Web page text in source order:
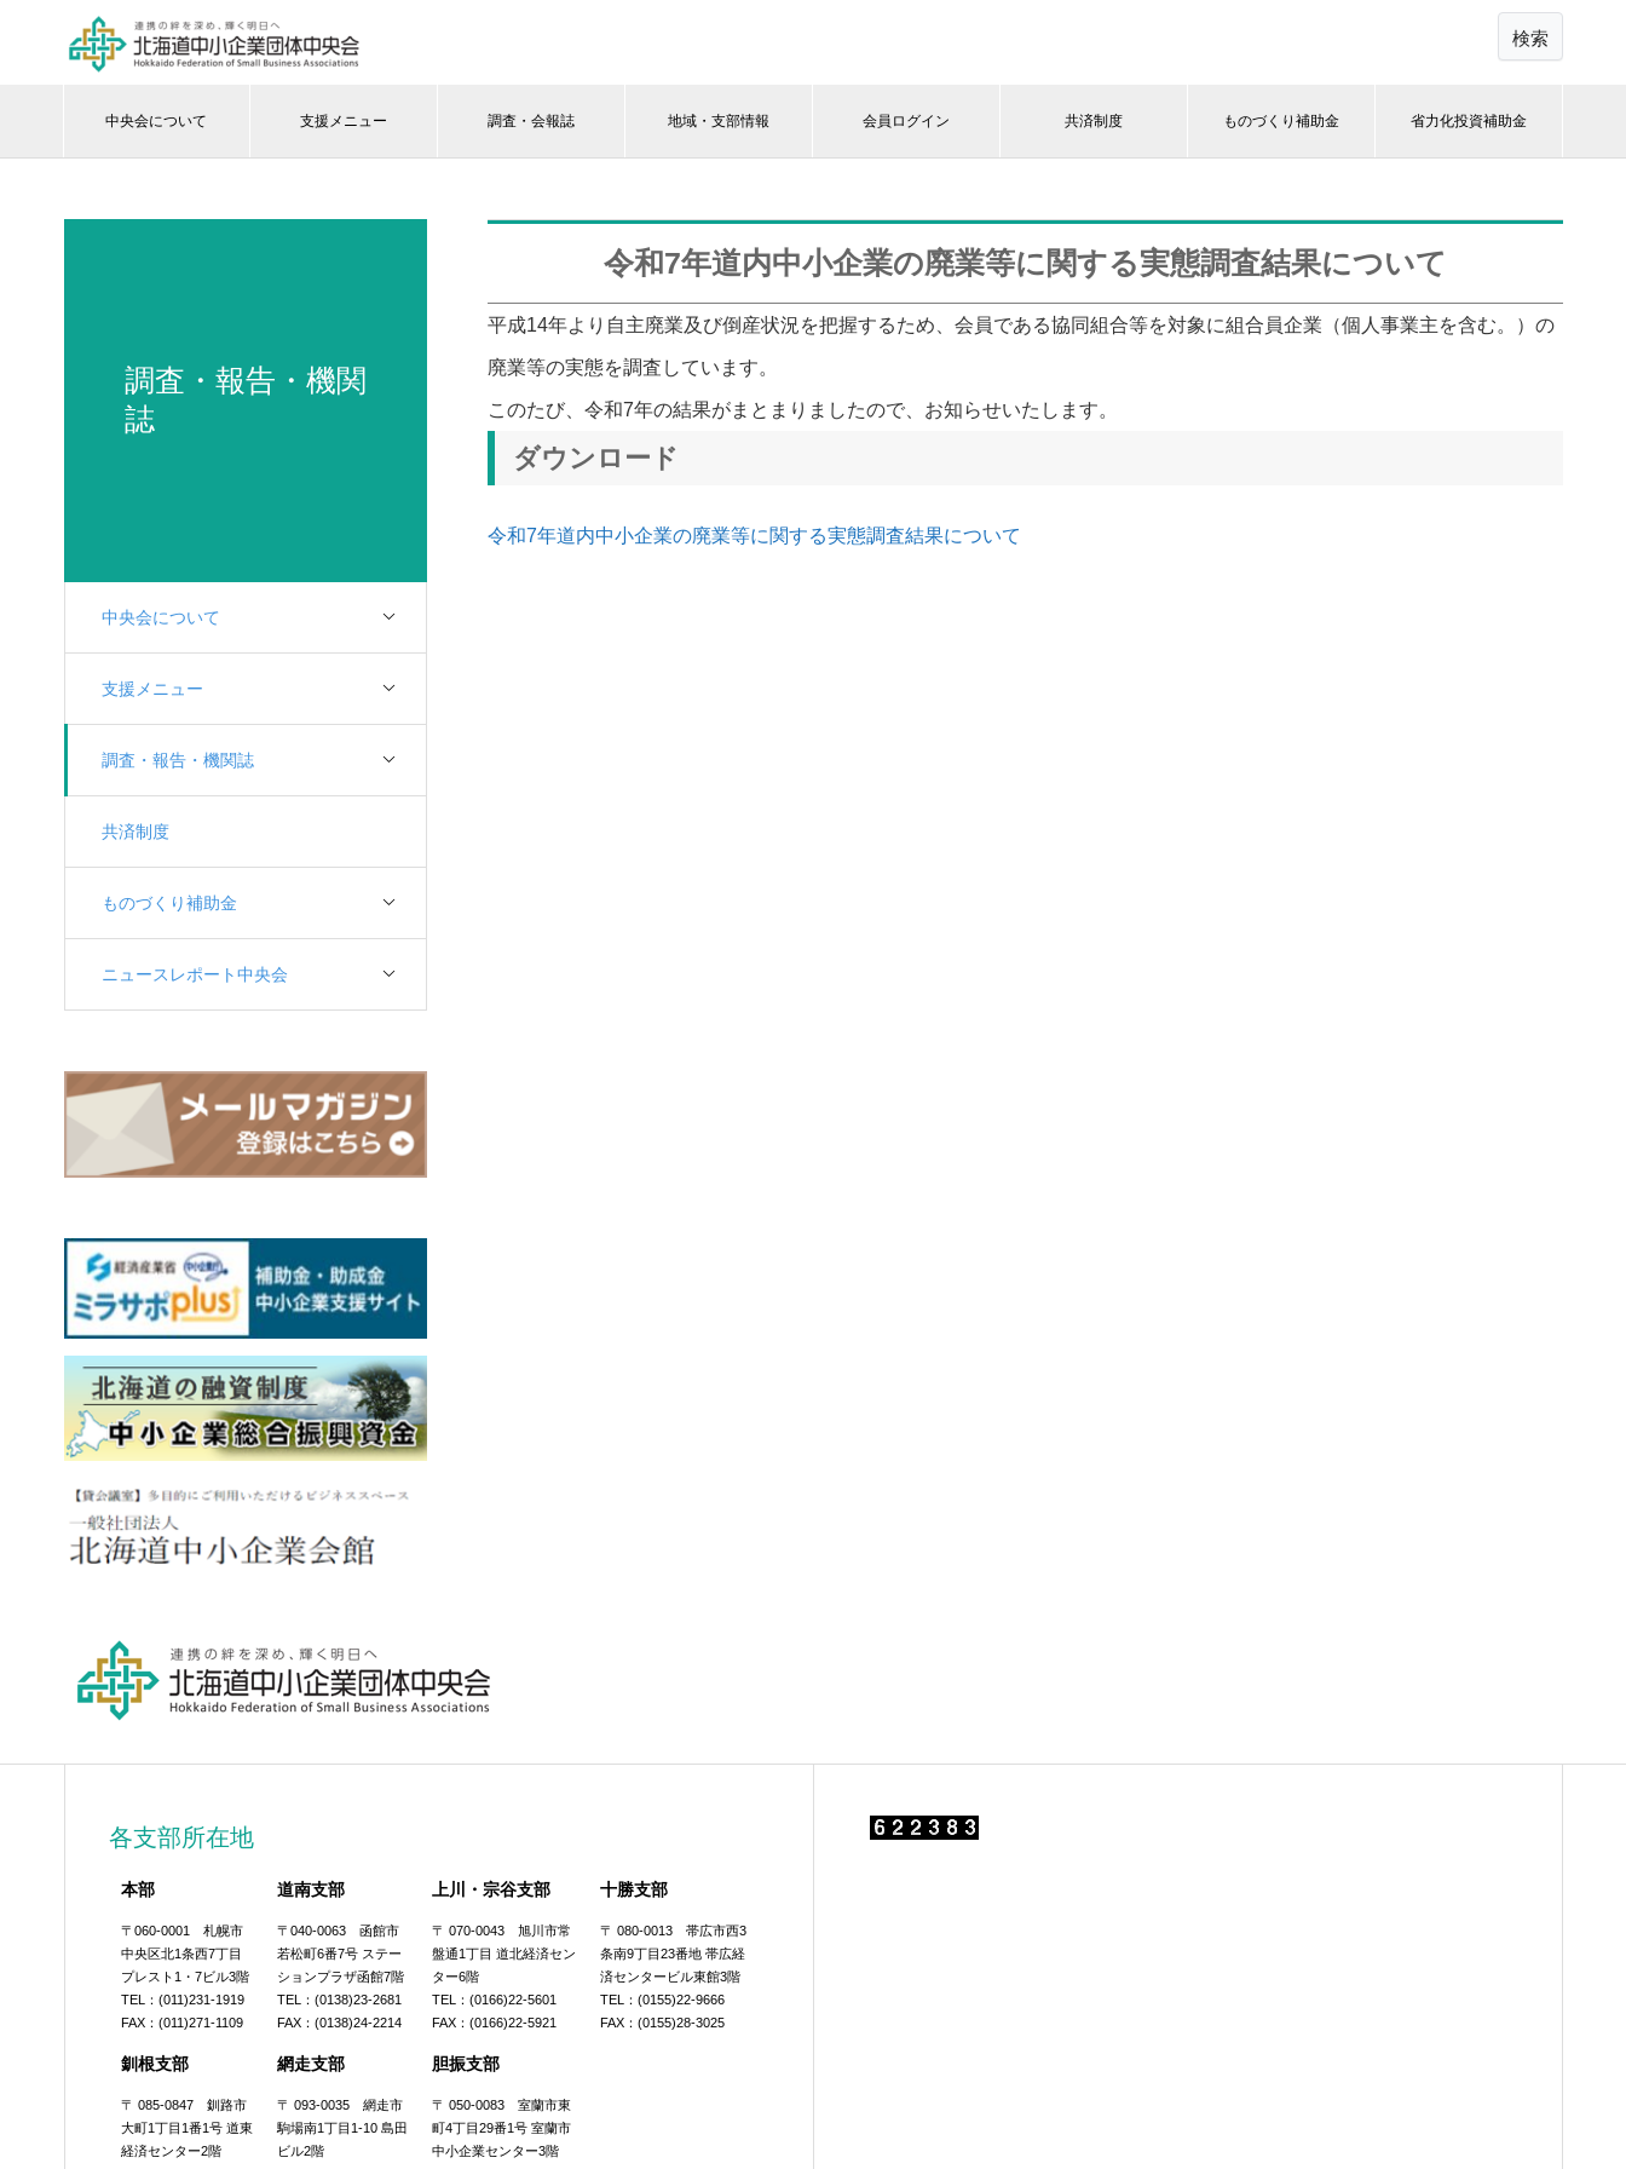
検索
中央会について 支援メニュー 調査・会報誌 地域・支部情報 会員ログイン 共済制度 ものづくり補助金 省力化投資補助金
調査・報告・機関
誌
中央会について
支援メニュー
調査・報告・機関誌
共済制度
ものづくり補助金
ニュースレポート中央会
令和7年道内中小企業の廃業等に関する実態調査結果について
平成14年より自主廃業及び倒産状況を把握するため、会員である協同組合等を対象に組合員企業（個人事業主を含む。）の
廃業等の実態を調査しています。
このたび、令和7年の結果がまとまりましたので、お知らせいたします。
ダウンロード
令和7年道内中小企業の廃業等に関する実態調査結果について
各支部所在地
本部 道南支部 上川・宗谷支部 十勝支部
〒060-0001 札幌市
中央区北1条西7丁目
プレスト1・7ビル3階
TEL：(011)231-1919
FAX：(011)271-1109
〒040-0063 函館市
若松町6番7号 ステー
ションプラザ函館7階
TEL：(0138)23-2681
FAX：(0138)24-2214
〒 070-0043 旭川市常
盤通1丁目 道北経済セン
ター6階
TEL：(0166)22-5601
FAX：(0166)22-5921
〒 080-0013 帯広市西3
条南9丁目23番地 帯広経
済センタービル東館3階
TEL：(0155)22-9666
FAX：(0155)28-3025
釧根支部 網走支部 胆振支部
〒 085-0847 釧路市
大町1丁目1番1号 道東
経済センター2階
〒 093-0035 網走市
駒場南1丁目1-10 島田
ビル2階
〒 050-0083 室蘭市東
町4丁目29番1号 室蘭市
中小企業センター3階